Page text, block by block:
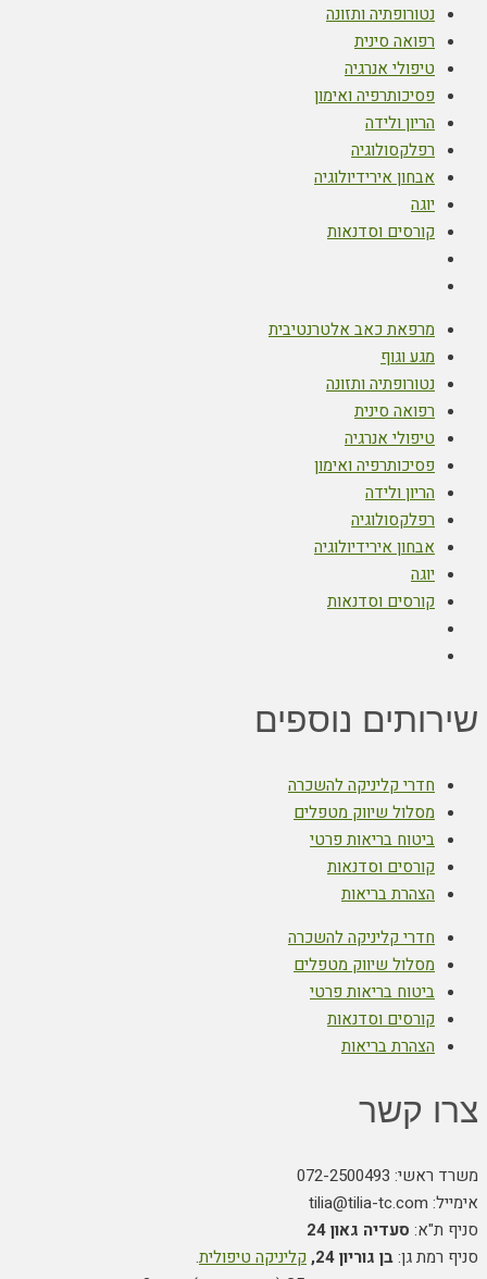
נטורופתיה ותזונה
רפואה סינית
טיפולי אנרגיה
פסיכותרפיה ואימון
הריון ולידה
רפלקסולוגיה
אבחון אירידיולוגיה
יוגה
קורסים וסדנאות
מרפאת כאב אלטרנטיבית
מגע וגוף
נטורופתיה ותזונה
רפואה סינית
טיפולי אנרגיה
פסיכותרפיה ואימון
הריון ולידה
רפלקסולוגיה
אבחון אירידיולוגיה
יוגה
קורסים וסדנאות
שירותים נוספים
חדרי קליניקה להשכרה
מסלול שיווק מטפלים
ביטוח בריאות פרטי
קורסים וסדנאות
הצהרת בריאות
חדרי קליניקה להשכרה
מסלול שיווק מטפלים
ביטוח בריאות פרטי
קורסים וסדנאות
הצהרת בריאות
צרו קשר
משרד ראשי: 072-2500493
אימייל: tilia@tilia-tc.com
סניף ת"א: סעדיה גאון 24
סניף רמת גן:בן גוריון 24, קליניקה טיפולית.